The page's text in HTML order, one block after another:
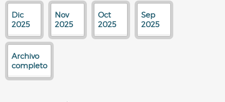
Dic
2025
Nov
2025
Oct
2025
Sep
2025
Archivo
completo